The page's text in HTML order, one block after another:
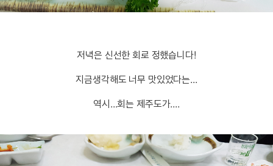
저녁은 신선한 회로 정했습니다!
지금생각해도 너무 맛있었다는...
역시...회는 제주도가....